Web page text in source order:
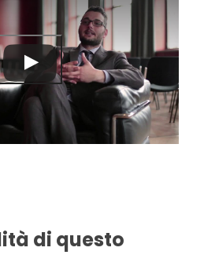
di questo